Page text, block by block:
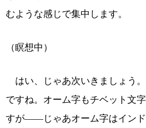
むような感じで集中します。
（瞑想中）
はい、じゃあ次いきましょう
ですね。オーム字もチベット文
すが――じゃあオーム字はイン